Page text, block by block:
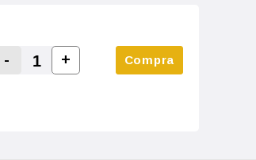
Decrease Quantity:
-
Increase Quantity:
+ Compra